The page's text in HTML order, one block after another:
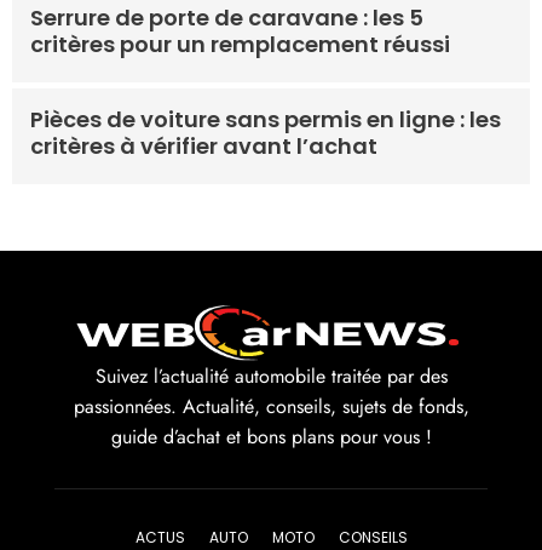
Serrure de porte de caravane : les 5
critères pour un remplacement réussi
Pièces de voiture sans permis en ligne : les
critères à vérifier avant l’achat
Suivez l’actualité automobile traitée par des
passionnées. Actualité, conseils, sujets de fonds,
guide d’achat et bons plans pour vous !
ACTUS AUTO MOTO CONSEILS